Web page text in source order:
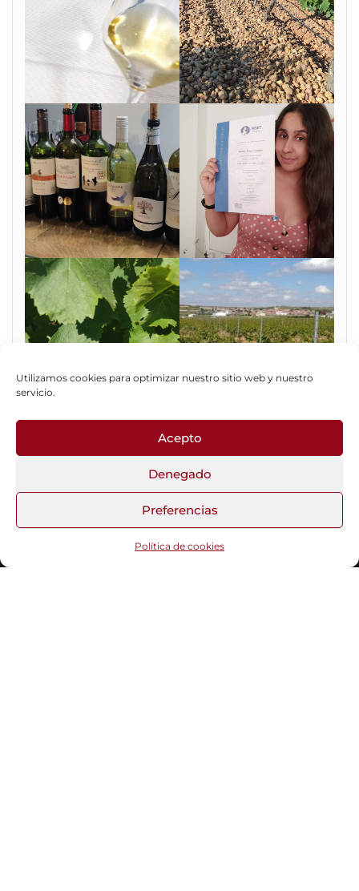
Utilizamos cookies para optimizar nuestro sitio web y nuestro
servicio.
Acepto
Denegado
Preferencias
Política de cookies
Fotos del Blog
Funciona gracias aWordPress |Tema:Head Blog